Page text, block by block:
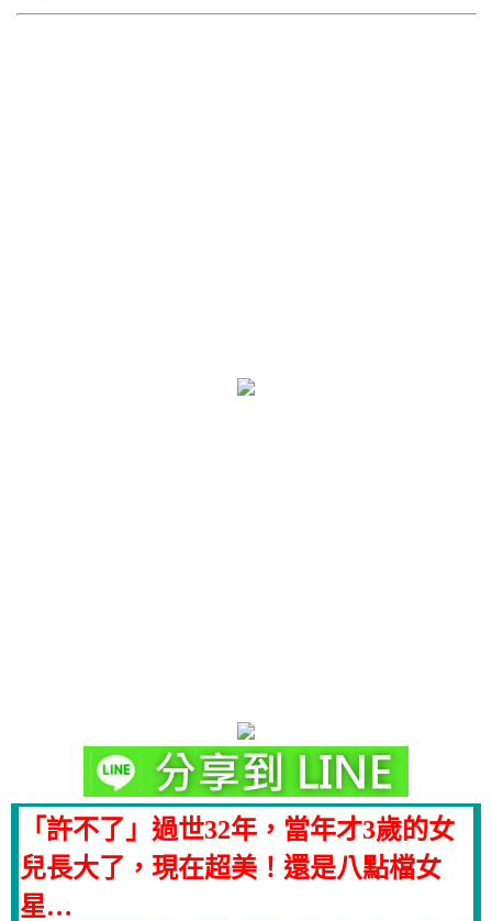
「許不了」過世32年，當年才3歲的女
兒長大了，現在超美！還是八點檔女
星…